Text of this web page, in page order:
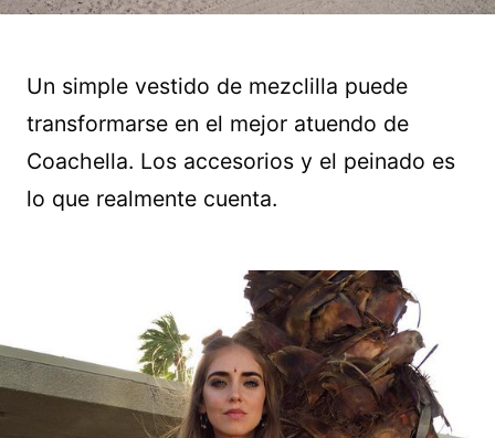
Un simple vestido de mezclilla puede
transformarse en el mejor atuendo de
Coachella. Los accesorios y el peinado es
lo que realmente cuenta.